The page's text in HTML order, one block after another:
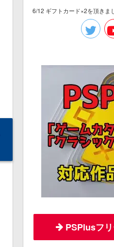
6/12 ギフトカード×2を頂きま
PSPlusフ